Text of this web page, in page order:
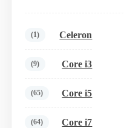
Celeron
(1)
Core i3
(9)
Core i5
(65)
Core i7
(64)